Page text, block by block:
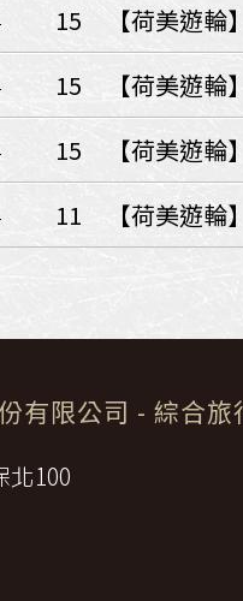
利
納
他
峰健行
西班牙
奧地利
日本
日本
中國
北疆
韓國
首
東南
15 【荷美遊
15 【荷美遊
15 【荷美遊
11 【荷美遊
有限公司 - 綜合旅
北100